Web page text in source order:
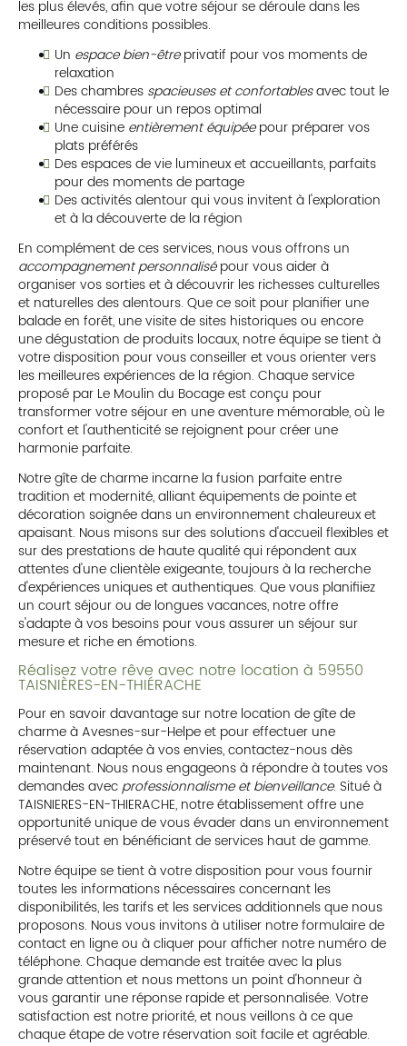
les plus élevés, afin que votre séjour se déroule dans les
meilleures conditions possibles.
Un espace bien-êtreprivatif pour vos moments de
relaxation
Des chambres spacieuses et confortablesavec tout le
nécessaire pour un repos optimal
Une cuisine entièrement équipéepour préparer vos
plats préférés
Des espaces de vie lumineux et accueillants, parfaits
pour des moments de partage
Des activités alentour qui vous invitent à l'exploration
et à la découverte de la région
En complément de ces services, nous vous offrons un
accompagnement personnalisépour vous aider à
organiser vos sorties et à découvrir les richesses culturelles
et naturelles des alentours. Que ce soit pour planifier une
balade en forêt, une visite de sites historiques ou encore
une dégustation de produits locaux, notre équipe se tient à
votre disposition pour vous conseiller et vous orienter vers
les meilleures expériences de la région. Chaque service
proposé par Le Moulin du Bocage est conçu pour
transformer votre séjour en une aventure mémorable, où le
confort et l'authenticité se rejoignent pour créer une
harmonie parfaite.
Notre gîte de charme incarne la fusion parfaite entre
tradition et modernité, alliant équipements de pointe et
décoration soignée dans un environnement chaleureux et
apaisant. Nous misons sur des solutions d'accueil flexibles et
sur des prestations de haute qualité qui répondent aux
attentes d'une clientèle exigeante, toujours à la recherche
d'expériences uniques et authentiques. Que vous planifiiez
un court séjour ou de longues vacances, notre offre
s'adapte à vos besoins pour vous assurer un séjour sur
mesure et riche en émotions.
Réalisez votre rêve avec notre location à 59550
TAISNIÈRES-EN-THIÉRACHE
Pour en savoir davantage sur notre location de gîte de
charme à Avesnes-sur-Helpe et pour effectuer une
réservation adaptée à vos envies, contactez-nous dès
maintenant. Nous nous engageons à répondre à toutes vos
demandes avecprofessionnalisme et bienveillance. Situé à
TAISNIERES-EN-THIERACHE, notre établissement offre une
opportunité unique de vous évader dans un environnement
préservé tout en bénéficiant de services haut de gamme.
Notre équipe se tient à votre disposition pour vous fournir
toutes les informations nécessaires concernant les
disponibilités, les tarifs et les services additionnels que nous
proposons. Nous vous invitons à utiliser notre formulaire de
contact en ligne ou à cliquer pour afficher notre numéro de
téléphone. Chaque demande est traitée avec la plus
grande attention et nous mettons un point d'honneur à
vous garantir une réponse rapide et personnalisée. Votre
satisfaction est notre priorité, et nous veillons à ce que
chaque étape de votre réservation soit facile et agréable.